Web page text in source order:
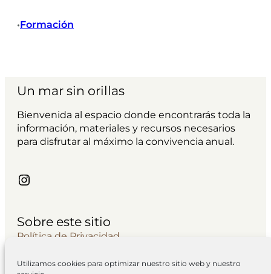
Utilizamos cookies para optimizar nuestro sitio web y nuestro
•Formación
Un mar sin orillas
Bienvenida al espacio donde encontrarás toda la
información, materiales y recursos necesarios
para disfrutar al máximo la convivencia anual.
Instagram
Sobre este sitio
Política de Privacidad
Contacto